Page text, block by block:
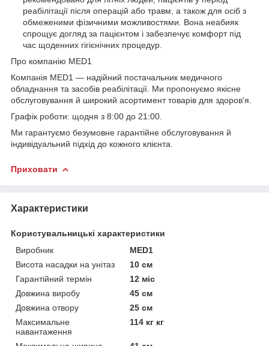
реабілітації після операцій або травм, а також для осіб з
обмеженими фізичними можливостями. Вона неабияк
спрощує догляд за пацієнтом і забезпечує комфорт під
час щоденних гігієнічних процедур.
Про компанію MED1
Компанія MED1 — надійний постачальник медичного
обладнання та засобів реабілітації. Ми пропонуємо якісне
обслуговування й широкий асортимент товарів для здоров'я.
Графік роботи: щодня з 8:00 до 21:00.
Ми гарантуємо безумовне гарантійне обслуговування й
індивідуальний підхід до кожного клієнта.
Приховати
Характеристики
Користувальницькі характеристики
Виробник
MED1
Висота насадки на унітаз
10 см
Гарантійний термін
12 міс
Довжина виробу
45 см
Довжина отвору
25 см
Максимальне
навантаження
114 кг кг